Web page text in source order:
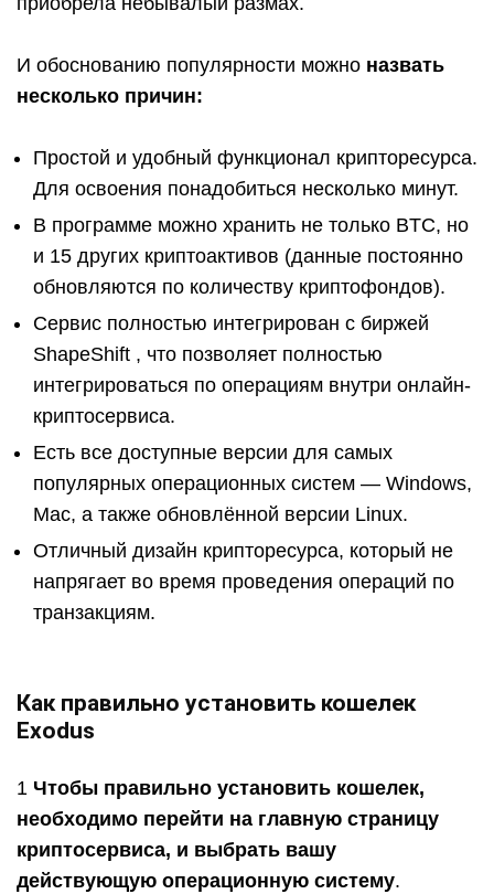
И обоснованию популярности можно назвать
несколько причин:
Простой и удобный функционал крипторесурса.
Для освоения понадобиться несколько минут.
В программе можно хранить не только BTC, но
и 15 других криптоактивов (данные постоянно
обновляются по количеству криптофондов).
Сервис полностью интегрирован с биржей
ShapeShift , что позволяет полностью
интегрироваться по операциям внутри онлайн-
криптосервиса.
Есть все доступные версии для самых
популярных операционных систем — Windows,
Mac, а также обновлённой версии Linux.
Отличный дизайн крипторесурса, который не
напрягает во время проведения операций по
транзакциям.
Как правильно установить кошелек
Exodus
1 Чтобы правильно установить кошелек,
необходимо перейти на главную страницу
криптосервиса, и выбрать вашу
действующую операционную систему.